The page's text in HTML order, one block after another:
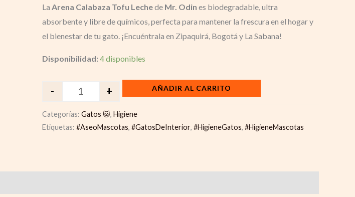
$ 32.000.$ 27.600.
La Arena Calabaza Tofu Lechede Mr. Odin es biodegradable, ultra
absorbente y libre de químicos, perfecta para mantener la frescura en el hogar y
el bienestar de tu gato. ¡Encuéntrala en Zipaquirá, Bogotá y La Sabana!
Disponibilidad: 4 disponibles
- + AÑADIR AL CARRITO
Categorías: Gatos 🐱, Higiene
Etiquetas: #AseoMascotas, #GatosDeInterior, #HigieneGatos, #HigieneMascotas